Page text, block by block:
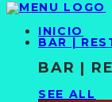
INICIO
BAR |
BAR |
SEE ALL